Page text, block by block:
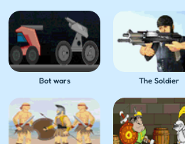
Bot wars The Soldier